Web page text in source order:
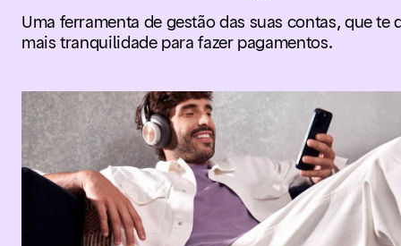
Uma ferramenta de gestão das suas contas, que te
mais tranquilidade para fazer pagamentos.